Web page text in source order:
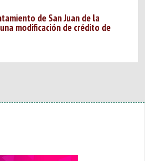
de San Juan de la
modificación de crédito de